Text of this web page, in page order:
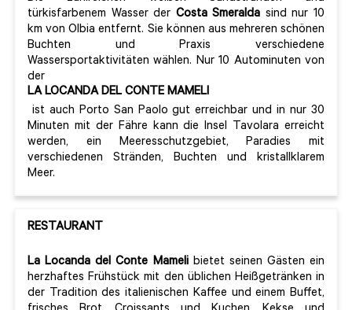
türkisfarbenem Wasser der Costa Smeralda sind nur 10
km von Olbia entfernt. Sie können aus mehreren schönen
Buchten und Praxis verschiedene
Wassersportaktivitäten wählen. Nur 10 Autominuten von
der
LA LOCANDA DEL CONTE MAMELI
ist auch Porto San Paolo gut erreichbar und in nur 30
Minuten mit der Fähre kann die Insel Tavolara erreicht
werden, ein Meeresschutzgebiet, Paradies mit
verschiedenen Stränden, Buchten und kristallklarem
Meer.
RESTAURANT
La Locanda del Conte Mamelibietet seinen Gästen ein
herzhaftes Frühstück mit den üblichen Heißgetränken in
der Tradition des italienischen Kaffee und einem Buffet,